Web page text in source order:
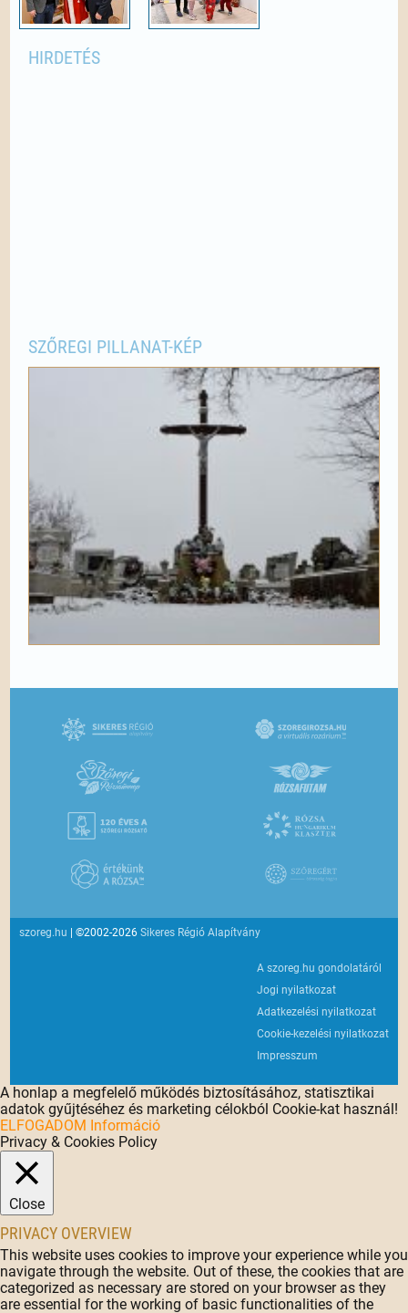
HIRDETÉS
SZŐREGI PILLANAT-KÉP
szoreg.hu | ©2002-2026Sikeres Régió Alapítvány
A szoreg.hu gondolatáról
Jogi nyilatkozat
Adatkezelési nyilatkozat
Cookie-kezelési nyilatkozat
Impresszum
A honlap a megfelelő működés biztosításához, statisztikai
adatok gyűjtéséhez és marketing célokból Cookie-kat használ!
ELFOGADOM Információ
Privacy & Cookies Policy
Close
PRIVACY OVERVIEW
This website uses cookies to improve your experience while you
navigate through the website. Out of these, the cookies that are
categorized as necessary are stored on your browser as they
are essential for the working of basic functionalities of the